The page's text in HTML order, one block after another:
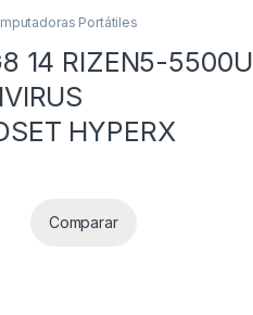
Portátiles
14 RIZEN5-5500U
HYPERX
Comparar